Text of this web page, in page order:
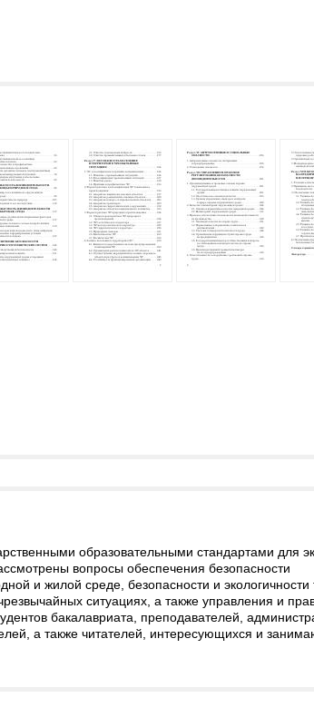
образовательными стандартами для
вопросы обеспечения безопасности
и жилой среде, безопасности и экологичности
ситуациях, а также управления и
бакалавриата, преподавателей,
а также читателей, интересующихся и